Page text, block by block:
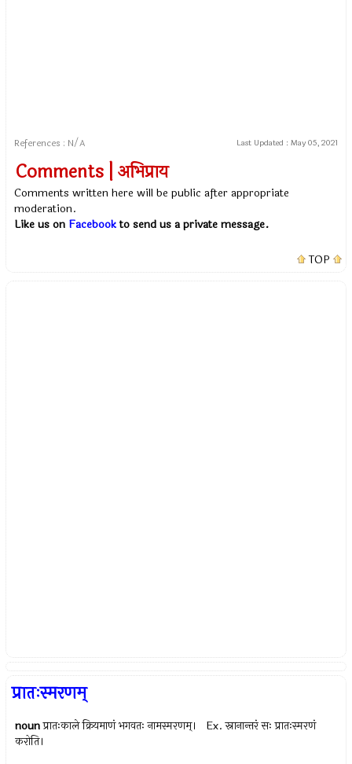
References : N/A Last Updated : May 05, 2021
Comments | अभिप्राय
Comments written here will be public after appropriate
moderation.
Like us on Facebookto send us a private message.
TOP
प्रातःस्मरणम्
noun प्रातःकाले क्रियमाणं भगवतः नामस्मरणम्। Ex.स्नानान्तरं सः प्रातःस्मरणं
करोति।